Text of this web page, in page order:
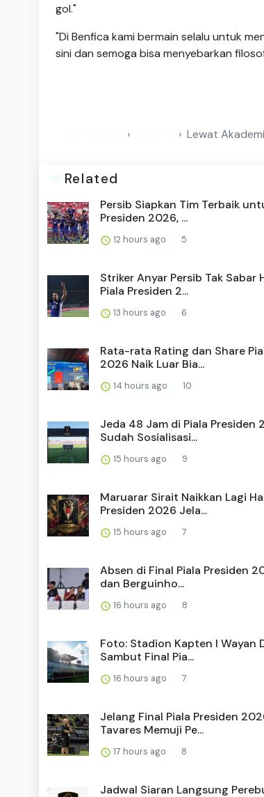
gol."
"Di Benfica kami bermain selalu untuk
sini dan semoga bisa menyebarkan
Lewat
Related
Persib Siapkan Tim Terbaik
Presiden 2026, ...
12 hours ago 5
Striker Anyar Persib Tak Sabar
Piala Presiden 2...
13 hours ago 6
Rata-rata Rating dan Share
2026 Naik Luar Bia...
14 hours ago 10
Jeda 48 Jam di Piala Presiden
Sudah Sosialisasi...
15 hours ago 9
Maruarar Sirait Naikkan Lagi
Presiden 2026 Jela...
15 hours ago 7
Absen di Final Piala Presiden
dan Berguinho...
16 hours ago 8
Foto: Stadion Kapten I Wayan
Sambut Final Pia...
16 hours ago 7
Jelang Final Piala Presiden
Tavares Memuji Pe...
17 hours ago 8
Jadwal Siaran Langsung